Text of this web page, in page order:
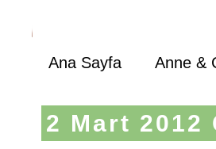
Ana Sayfa Anne &
2 Mart 2012